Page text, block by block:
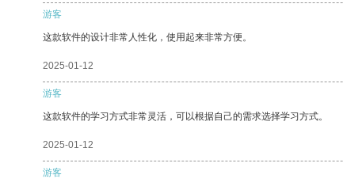
游客
这款软件的设计非常人性化，使用起来非常方便。
2025-01-12
游客
这款软件的学习方式非常灵活，可以根据自己的需求选择学习方式。
2025-01-12
游客